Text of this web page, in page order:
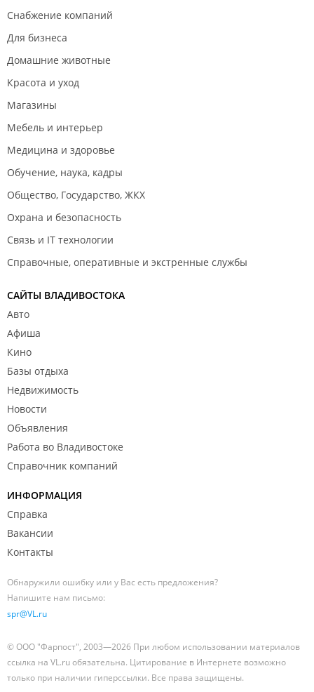
Снабжение компаний
Для бизнеса
Домашние животные
Красота и уход
Магазины
Мебель и интерьер
Медицина и здоровье
Обучение, наука, кадры
Общество, Государство, ЖКХ
Охрана и безопасность
Связь и IT технологии
Справочные, оперативные и экстренные службы
САЙТЫ ВЛАДИВОСТОКА
Авто
Афиша
Кино
Базы отдыха
Недвижимость
Новости
Объявления
Работа во Владивостоке
Справочник компаний
ИНФОРМАЦИЯ
Справка
Вакансии
Контакты
Обнаружили ошибку или у Вас есть предложения?
Напишите нам письмо:
spr@VL.ru
© ООО "Фарпост", 2003—2026 При любом использовании материалов
ссылка на VL.ru обязательна. Цитирование в Интернете возможно
только при наличии гиперссылки. Все права защищены.